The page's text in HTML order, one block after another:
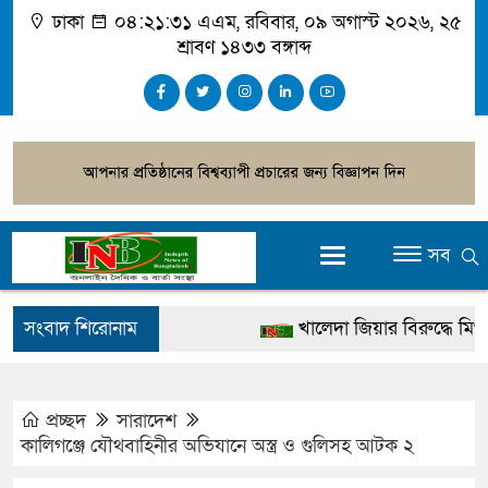
ঢাকা ০৪:২১:৩২ এএম, রবিবার, ০৯ অগাস্ট ২০২৬, ২৫
শ্রাবণ ১৪৩৩ বঙ্গাব্দ
সব
সংবাদ শিরোনাম
খালেদা জিয়ার বিরুদ্ধে মিথ্যা
প্রচ্ছদ
সারাদেশ
কালিগঞ্জে যৌথবাহিনীর অভিযানে অস্ত্র ও গুলিসহ আটক ২